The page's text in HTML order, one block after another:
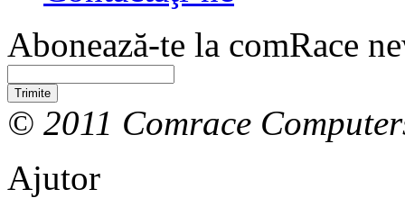
Abonează-te la comRace
Trimite
© 2011 Comrace
Ajutor